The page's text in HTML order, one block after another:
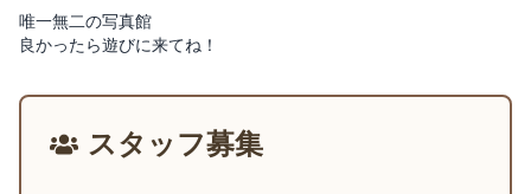
唯一無二の写真館
良かったら遊びに来てね！
スタッフ募集